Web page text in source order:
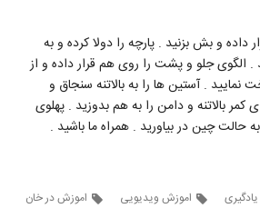
داده و بش بزنید . پارچه را دولا کرده و به
. الگوی جلو و پشت را روی هم قرار داده و از
نمایید . آستین ها را به بالاتنه سنجاق و
بالاتنه و دامن را به هم بدوزید . پهلوی
چین در بیاورید . همراه ما باشید .
یادگیری اموزش ویدیویی اموزش در خان